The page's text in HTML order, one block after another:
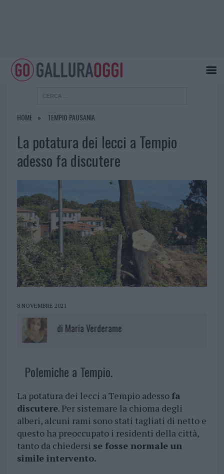
HOME TEMPIO PAUSANIA
La potatura dei lecci a Tempio
adesso fa discutere
8 NOVEMBRE 2021
di Maria Verderame
Polemiche a Tempio.
La potatura dei lecci a Tempio adesso fa
discutere. Per sistemare la chioma degli
alberi, alcuni rami sono stati tagliati di netto e
questo ha preoccupato i residenti della città,
tanto da chiedersi se fosse normale un
simile intervento.